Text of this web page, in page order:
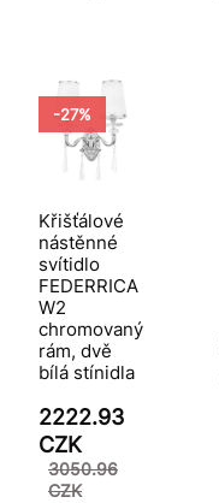
-27%
Křišťálové
nástěnné
svítidlo
FEDERRICA
W2
chromovaný
rám, dvě
bílá stínidla
2222.93
CZK
3050.96
CZK